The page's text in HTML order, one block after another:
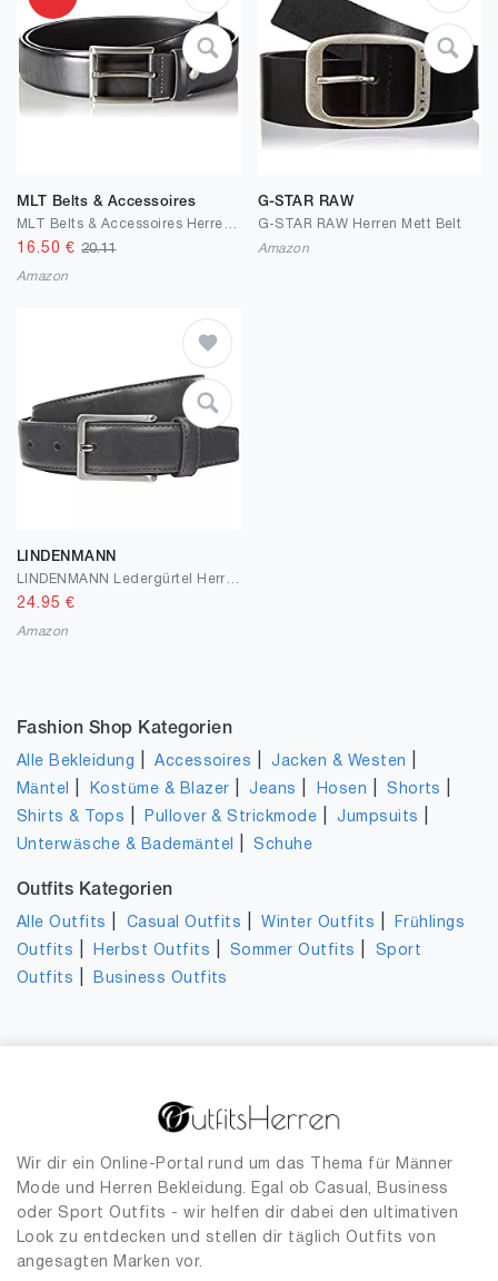
MLT Belts & Accessoires
16.50 €20.11
Amazon
G-STAR RAW
G-STAR RAW Herren Mett Belt
Amazon
LINDENMANN
LINDENMANN Ledergürtel Herren/Gürtel Herren, Rindledergürtel XL bombiert, grau
24.95 €
Amazon
Fashion Shop Kategorien
Alle Bekleidung |Accessoires |Jacken & Westen
Mäntel Kostüme & Blazer |Jeans Hosen |Shorts
Shirts & Tops Pullover & Strickmode |Jumpsuits
Unterwäsche & Bademäntel |Schuhe
Outfits Kategorien
Alle Outfits Casual Outfits |Winter Outfits
Frühlings
Outfits
Herbst Outfits Sommer Outfits
Sport
Outfits
Business Outfits
Wir dir ein Online-Portal rund um das Thema für Männer
Mode und Herren Bekleidung. Egal ob Casual, Business
oder Sport Outfits - wir helfen dir dabei den ultimativen
Look zu entdecken und stellen dir täglich Outfits von
angesagten Marken vor.